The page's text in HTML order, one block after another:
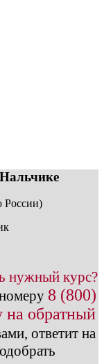
России)
нужный курс?
8 (800)
на обратный
ответит на